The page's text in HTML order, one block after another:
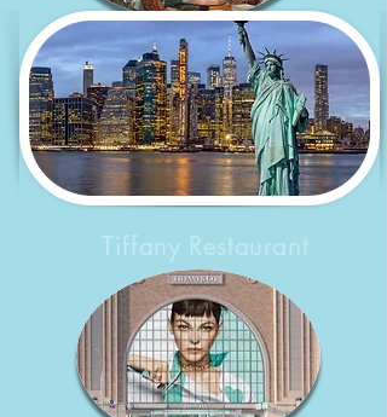
Tiffany Restaurant